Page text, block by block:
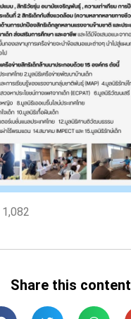
1,082
Share this content